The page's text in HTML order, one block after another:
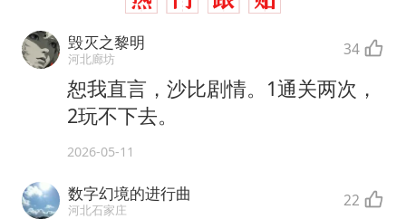
毁灭之黎明
河北廊坊 34
恕我直言，沙比剧情。1通关两次，
2玩不下去。
2026-05-11
数字幻境的进行曲
河北石家庄 22